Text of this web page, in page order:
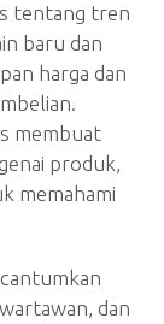
tentang tren
baru dan
harga dan
membuat
produk,
memahami
dan